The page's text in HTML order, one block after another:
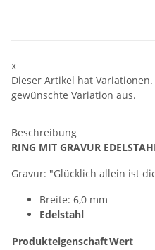
x
Dieser Artikel hat
gewünschte Variation aus.
Beschreibung
RING MIT GRAVUR
Gravur: "Glücklich allein ist
Breite: 6,0 mm
Edelstahl
ProdukteigenschaftWert